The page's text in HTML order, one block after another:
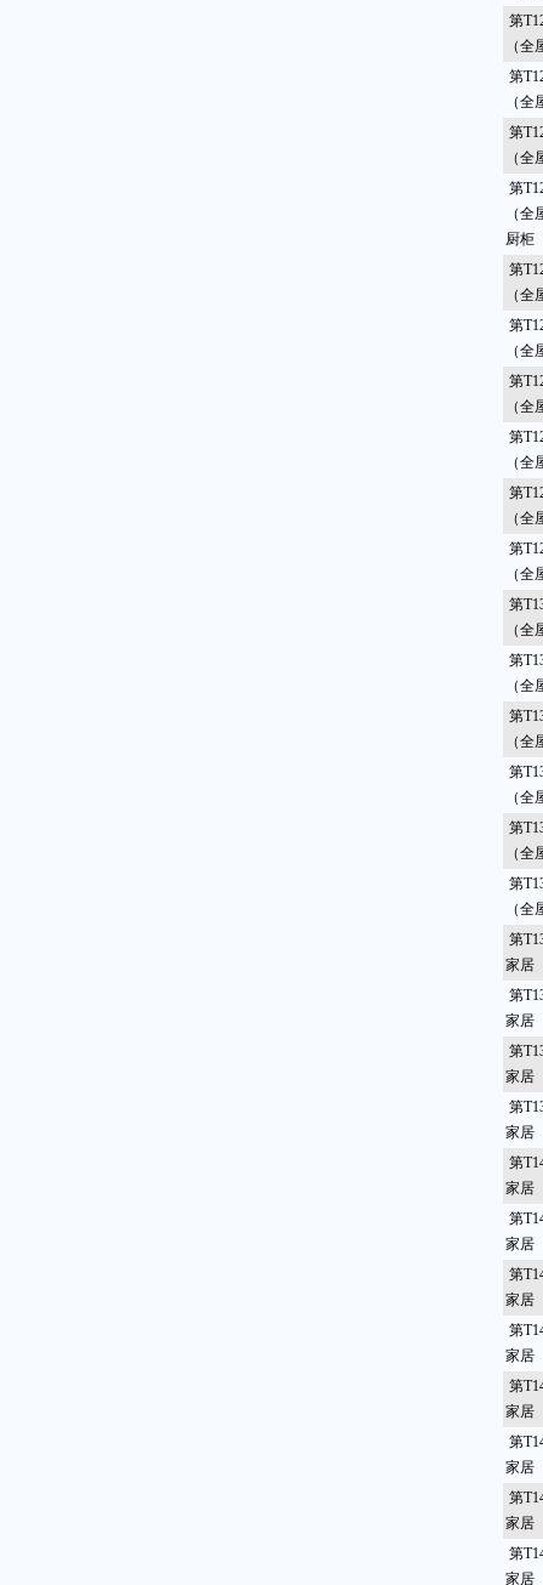
第
（
第
（
第
（
第
（
厨柜
第
（
第
（
第
（
第
（
第
（
第
（
第
（
第
（
第
（
第
（
第
（
第
（
第
家居
第
家居
第
家居
第
家居
第
家居
第
家居
第
家居
第
家居
第
家居
第
家居
第
家居
第
家居